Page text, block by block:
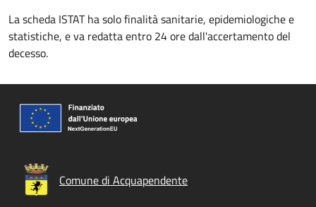
La scheda ISTAT ha solo finalità sanitarie, epidemiologiche e
statistiche, e va redatta entro 24 ore dall'accertamento del
decesso.
Comune di Acquapendente